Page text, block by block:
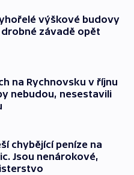
výškové budovy
drobné závadě opět
na Rychnovsku v říjnu
nebudou, nesestavili
chybějící peníze na
Jsou nenárokové,